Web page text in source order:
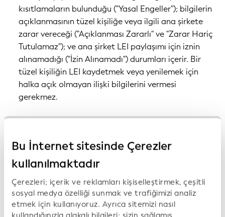
Bu İnternet sitesinde Çerezler
kullanılmaktadır
Çerezleri; içerik ve reklamları kişiselleştirmek, çeşitli
sosyal medya özelliği sunmak ve trafiğimizi analiz
etmek için kullanıyoruz. Ayrıca sitemizi nasıl
kısıtlamaların bulunduğu ("Yasal Engeller"); bilgilerin
açıklanmasının tüzel kişiliğe veya ilgili ana şirkete
zarar vereceği ("Açıklanması Zararlı" ve "Zarar Hariç
Tutulamaz"); ve ana şirket LEI paylaşımı için iznin
alınamadığı ("İzin Alınamadı") durumları içerir. Bir
tüzel kişiliğin LEI kaydetmek veya yenilemek için
halka açık olmayan ilişki bilgilerini vermesi
gerekmez.
LEI yok, ana şirketin LEI almak için izin vermediği
yetki vermediği zamanlar.
da dahil olmak üzere Raporlama İstisnaları formatı
2.1'in yapısını göstermektedir.